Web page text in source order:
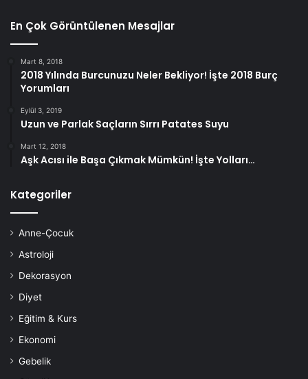
En Çok Görüntülenen Mesajlar
Mart 8, 2018
2018 Yılında Burcunuzu Neler Bekliyor! İşte 2018 Burç
Yorumları
Eylül 3, 2019
Uzun ve Parlak Saçların Sırrı Patates Suyu
Mart 12, 2018
Aşk Acısı ile Başa Çıkmak Mümkün! İşte Yolları…
Kategoriler
Anne-Çocuk
Astroloji
Dekorasyon
Diyet
Eğitim & Kurs
Ekonomi
Gebelik